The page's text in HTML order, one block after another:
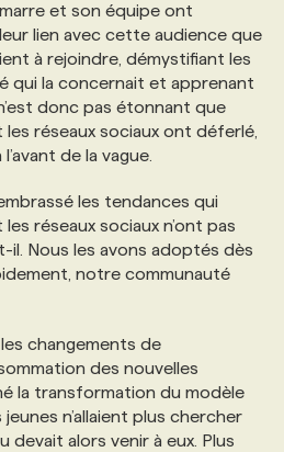
et son équipe ont
lien avec cette audience que
à rejoindre, démystifiant les
qui la concernait et apprenant
donc pas étonnant que
réseaux sociaux ont déferlé,
de la vague.
les tendances qui
réseaux sociaux n’ont pas
Nous les avons adoptés dès
notre communauté
changements de
des nouvelles
la transformation du modèle
jeunes n’allaient plus chercher
devait alors venir à eux. Plus